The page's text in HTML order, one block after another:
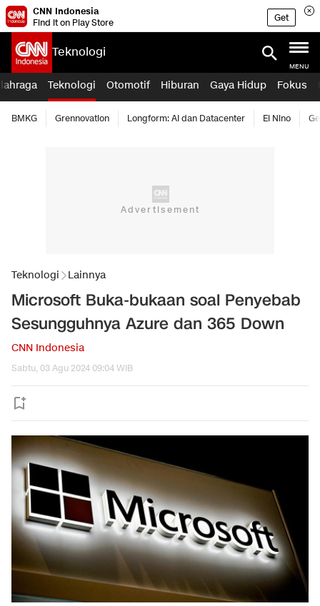
CNN Indonesia
Find it on Play Store
Get
Teknologi
MENU
Teknologi Otomotif Hiburan Gaya Hidup Fokus
BMKG Grennovation Longform: AI dan Datacenter El Nino
Teknologi Lainnya
Microsoft Buka-bukaan soal Penyebab
Sesungguhnya Azure dan 365 Down
CNN Indonesia
Sabtu, 03 Agu 2024 09:04 WIB